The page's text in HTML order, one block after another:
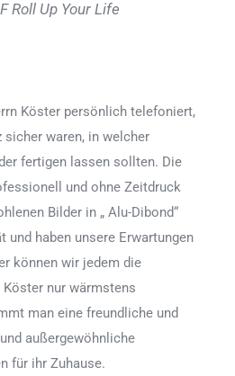
Roll Up Your Life
Köster persönlich telefoniert,
waren, in welcher
fertigen lassen sollten. Die
und ohne Zeitdruck
Bilder in „ Alu-Dibond“
und haben unsere Erwartungen
können wir jedem die
nur wärmstens
man eine freundliche und
außergewöhnliche
für ihr Zuhause.